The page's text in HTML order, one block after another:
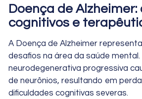
Doença de Alzheimer:
cognitivos e
A Doença de Alzheimer
desafios na área da saúde
neurodegenerativa progressiva
de neurônios, resultando em
dificuldades cognitivas severas.